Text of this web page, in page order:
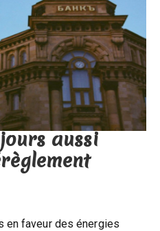
aussi
en faveur des énergies